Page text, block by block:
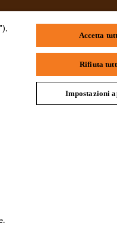
STIHL FAQ
Accetta
Rifiuta
Impostazioni